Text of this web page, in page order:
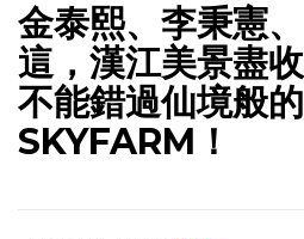
金泰熙、李秉憲
這，漢江美景盡
不能錯過仙境般
SKYFARM！